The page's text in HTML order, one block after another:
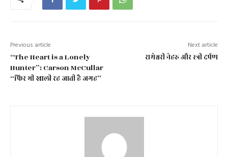
Previous article
“The Heart is a Lonely
Hunter”: Carson McCullar
“फिर भी खाली रह जाती है जगह”
Next article
रामेश्वरी नेहरु और स्त्री दर्पण